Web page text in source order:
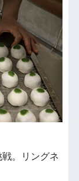
。リングネ